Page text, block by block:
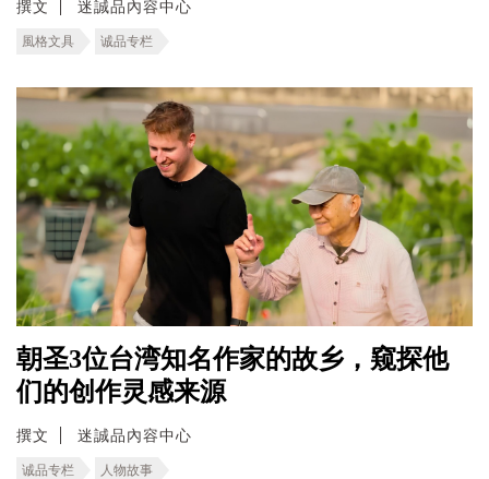
撰文 迷誠品內容中心
風格文具 诚品专栏
朝圣3位台湾知名作家的故乡，窥探他
们的创作灵感来源
撰文 迷誠品內容中心
诚品专栏 人物故事